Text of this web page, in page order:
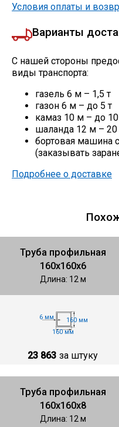
Условия оплаты и
Варианты
С нашей стороны
виды транспорта:
газель 6 м – 1,5 т
газон 6 м – до 5 т
камаз 10 м – до 10
шаланда 12 м – 20
бортовая машина
(заказывать
Подробнее о доставке
Труба профильная
160х160х6
Длина: 12 м
6 мм
160 мм
160 мм
23 863 за штуку
Труба профильная
160х160х8
Длина: 12 м